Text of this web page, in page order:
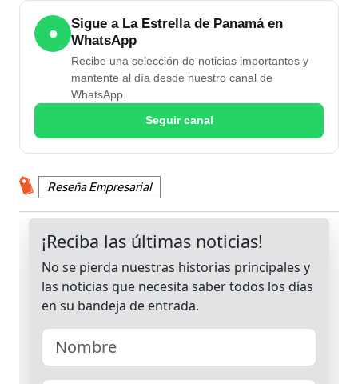
●
Sigue a La Estrella de Panamá en
WhatsApp
Recibe una selección de noticias importantes y
mantente al día desde nuestro canal de
WhatsApp.
Seguir canal
Reseña Empresarial